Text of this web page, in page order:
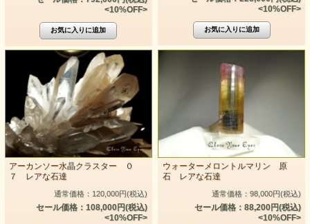
<10%OFF>
<10%OFF>
アーカンソー水晶クラスター ０
７ レアな石達
通常価格：120,000円(税込)
セール価格：108,000円(税込)
<10%OFF>
ウォーターメロントルマリン 原
石 レアな石達
通常価格：98,000円(税込)
セール価格：88,200円(税込)
<10%OFF>